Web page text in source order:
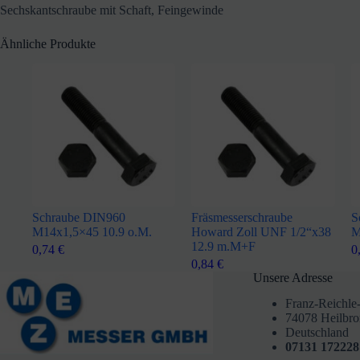
Sechskantschraube mit Schaft, Feingewinde
Ähnliche Produkte
Schraube DIN960
M14x1,5×45 10.9 o.M.
0,74 €
Fräsmesserschraube
Howard Zoll UNF 1/2“x38
12.9 m.M+F
0,84€
Unsere Adresse
Franz-
74078
Deutschland
07131 172228